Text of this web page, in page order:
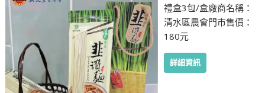
禮盒3包/盒廠商名稱：
清水區農會門市售價：
180元
詳細資訊